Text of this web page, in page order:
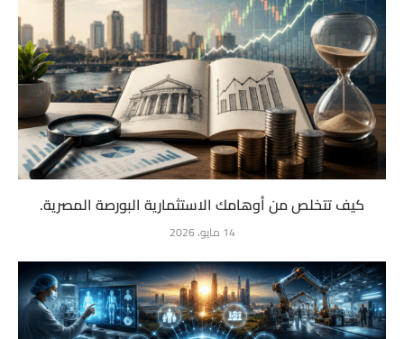
كيف تتخلص من أوهامك الاستثمارية البورصة المصرية.
14 مايو، 2026